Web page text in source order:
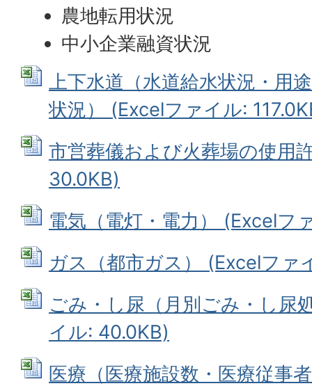
農地転用状況
中小企業融資状況
上下水道（水道給水状況・用
状況） (Excelファイル:
市営葬儀および火葬場の使用
30.0KB)
電気（電灯・電力） (Excelフ
ガス（都市ガス） (Excelファ
ごみ・し尿（月別ごみ・し尿
イル: 40.0KB)
医療（医療施設数・医療従事